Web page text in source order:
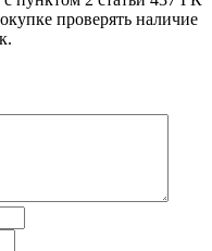
проверять наличие